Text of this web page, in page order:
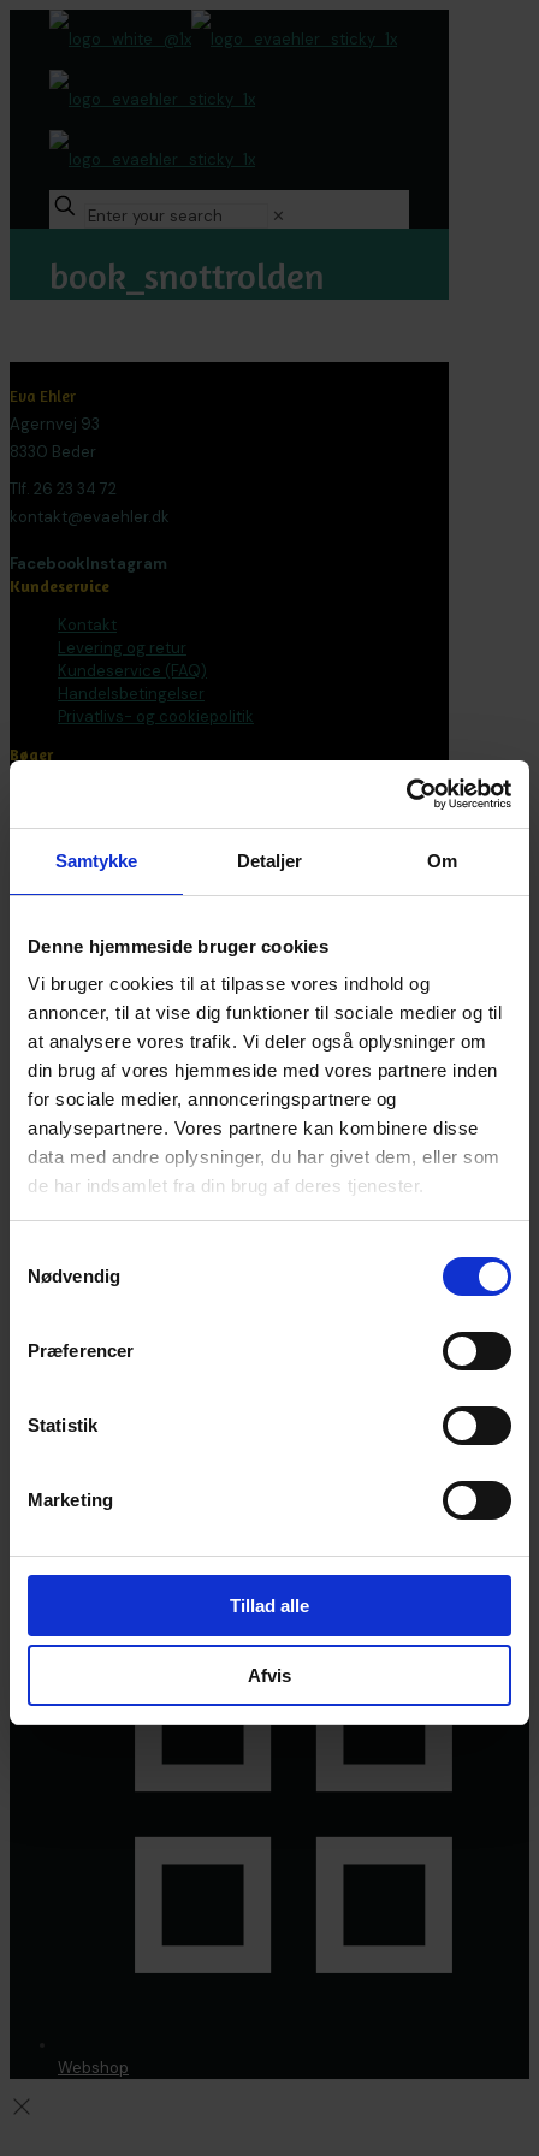
Samtykke Detaljer Om
Denne hjemmeside bruger cookies
Vi bruger cookies til at tilpasse vores indhold og
annoncer, til at vise dig funktioner til sociale medier og til
at analysere vores trafik. Vi deler også oplysninger om
din brug af vores hjemmeside med vores partnere inden
for sociale medier, annonceringspartnere og
analysepartnere. Vores partnere kan kombinere disse
data med andre oplysninger, du har givet dem, eller som
de har indsamlet fra din brug af deres tjenester.
Nødvendig
Præferencer
Statistik
Marketing
Tillad alle
Afvis
✕
book_snottrolden
Eva Ehler
Agernvej 93
8330 Beder
Tlf. 26 23 34 72
kontakt@evaehler.dk
FacebookInstagram
Kundeservice
Kontakt
Levering og retur
Kundeservice (FAQ)
Handelsbetingelser
Privatlivs- og cookiepolitik
Bøger
Malebøger
Fantasirejser
Nyhedsbrev
Bliv en del af universet
Få magiske nyheder om bøger, malebøger og
inspiration direkte i din indbakke.
Webshop